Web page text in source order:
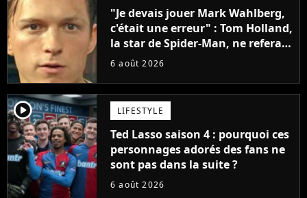
"Je devais jouer Mark Wahlberg,
c'était une erreur" : Tom Holland,
la star de Spider-Man, ne referait
pas ce blockbuster
6 août 2026
player2 LIFESTYLE
Ted Lasso saison 4 : pourquoi ces
personnages adorés des fans ne
sont pas dans la suite ?
6 août 2026